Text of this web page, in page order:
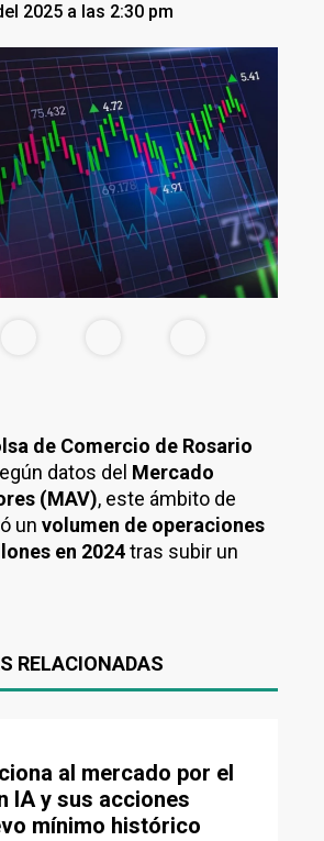
2025 a las 2:30 pm
de Comercio de Rosario
datos del Mercado
(MAV), este ámbito de
un volumen de operaciones
en 2024tras subir un
RELACIONADAS
al mercado por el
IA y sus acciones
mínimo histórico